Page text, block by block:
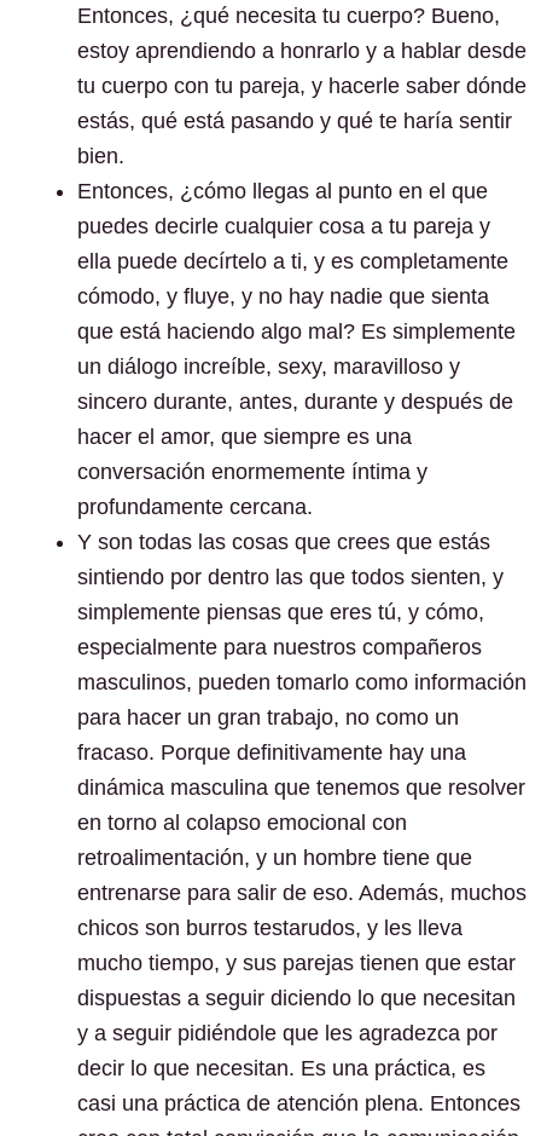
Entonces, ¿qué necesita tu cuerpo? Bueno,
estoy aprendiendo a honrarlo y a hablar desde
tu cuerpo con tu pareja, y hacerle saber dónde
estás, qué está pasando y qué te haría sentir
bien.
Entonces, ¿cómo llegas al punto en el que
puedes decirle cualquier cosa a tu pareja y
ella puede decírtelo a ti, y es completamente
cómodo, y fluye, y no hay nadie que sienta
que está haciendo algo mal? Es simplemente
un diálogo increíble, sexy, maravilloso y
sincero durante, antes, durante y después de
hacer el amor, que siempre es una
conversación enormemente íntima y
profundamente cercana.
Y son todas las cosas que crees que estás
sintiendo por dentro las que todos sienten, y
simplemente piensas que eres tú, y cómo,
especialmente para nuestros compañeros
masculinos, pueden tomarlo como información
para hacer un gran trabajo, no como un
fracaso. Porque definitivamente hay una
dinámica masculina que tenemos que resolver
en torno al colapso emocional con
retroalimentación, y un hombre tiene que
entrenarse para salir de eso. Además, muchos
chicos son burros testarudos, y les lleva
mucho tiempo, y sus parejas tienen que estar
dispuestas a seguir diciendo lo que necesitan
y a seguir pidiéndole que les agradezca por
decir lo que necesitan. Es una práctica, es
casi una práctica de atención plena. Entonces